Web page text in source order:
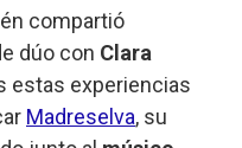
compartió
dúo con Clara
estas experiencias
Madreselva, su